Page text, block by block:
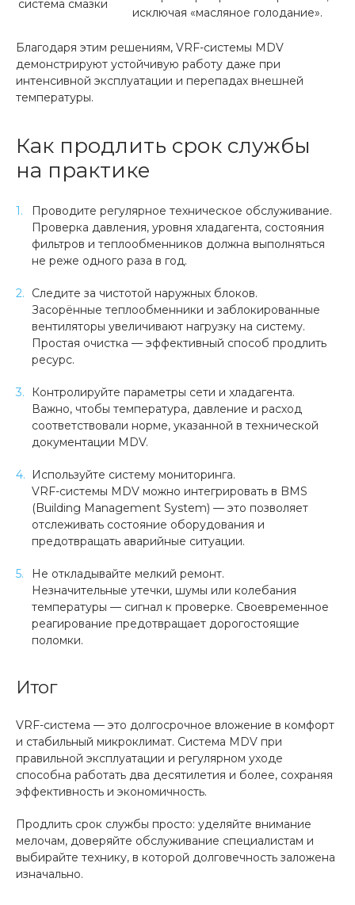
система смазки
исключая «масляное голодание».
Благодаря этим решениям, VRF-системы MDV
демонстрируют устойчивую работу даже при
интенсивной эксплуатации и перепадах внешней
температуры.
Как продлить срок службы
на практике
Проводите регулярное техническое обслуживание.
Проверка давления, уровня хладагента, состояния
фильтров и теплообменников должна выполняться
не реже одного раза в год.
Следите за чистотой наружных блоков.
Засорённые теплообменники и заблокированные
вентиляторы увеличивают нагрузку на систему.
Простая очистка — эффективный способ продлить
ресурс.
Контролируйте параметры сети и хладагента.
Важно, чтобы температура, давление и расход
соответствовали норме, указанной в технической
документации MDV.
Используйте систему мониторинга.
VRF-системы MDV можно интегрировать в BMS
(Building Management System) — это позволяет
отслеживать состояние оборудования и
предотвращать аварийные ситуации.
Не откладывайте мелкий ремонт.
Незначительные утечки, шумы или колебания
температуры — сигнал к проверке. Своевременное
реагирование предотвращает дорогостоящие
поломки.
Итог
VRF-система — это долгосрочное вложение в комфорт
и стабильный микроклимат. Система MDV при
правильной эксплуатации и регулярном уходе
способна работать два десятилетия и более, сохраняя
эффективность и экономичность.
Продлить срок службы просто: уделяйте внимание
мелочам, доверяйте обслуживание специалистам и
выбирайте технику, в которой долговечность заложена
изначально.